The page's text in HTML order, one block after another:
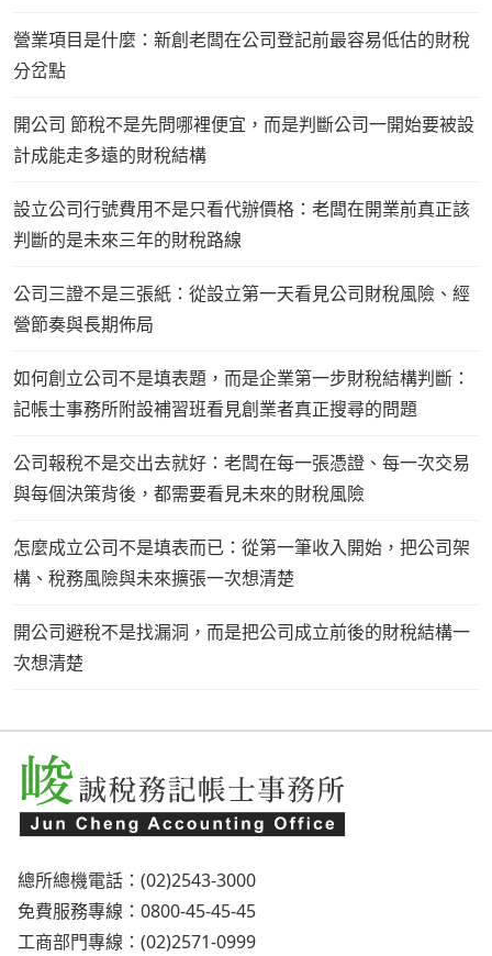
營業項目是什麼：新創老闆在公司登記前最容易低估的財稅
分岔點
開公司 節稅不是先問哪裡便宜，而是判斷公司一開始要被設
計成能走多遠的財稅結構
設立公司行號費用不是只看代辦價格：老闆在開業前真正該
判斷的是未來三年的財稅路線
公司三證不是三張紙：從設立第一天看見公司財稅風險、經
營節奏與長期佈局
如何創立公司不是填表題，而是企業第一步財稅結構判斷：
記帳士事務所附設補習班看見創業者真正搜尋的問題
公司報稅不是交出去就好：老闆在每一張憑證、每一次交易
與每個決策背後，都需要看見未來的財稅風險
怎麼成立公司不是填表而已：從第一筆收入開始，把公司架
構、稅務風險與未來擴張一次想清楚
開公司避稅不是找漏洞，而是把公司成立前後的財稅結構一
次想清楚
總所總機電話：(02)2543-3000
免費服務專線：0800-45-45-45
工商部門專線：(02)2571-0999